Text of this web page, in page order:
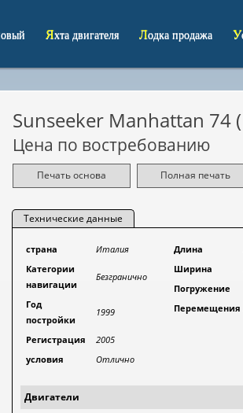
новый Яхта двигателя Лодка продажа
Sunseeker Manhattan 74
Цена по востребованию
Печать основа Полная печать
Технические данные
страна
Италия
Категории
навигации
Безгранично
Год
постройки
1999
Регистрация
2005
условия
Отлично
Длина
Ширина
Погружение
Перемещения
Двигатели